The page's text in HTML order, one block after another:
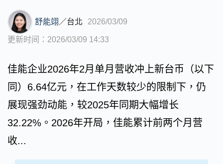
舒能翊 ／台北 2026/03/09
更新时间：2026/03/09 14:33
佳能企业2026年2月单月营收冲上新台币（以下
同）6.64亿元，在工作天数较少的限制下，仍
展现强劲动能，较2025年同期大幅增长
32.22%。2026年开局，佳能累计前两个月营
收...